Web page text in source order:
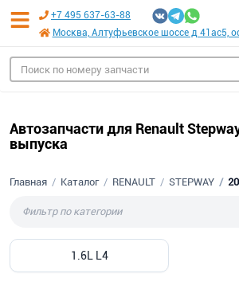
+7 495 637-63-88
Москва, Алтуфьевское шоссе д 41ас5,
Автозапчасти для Renault
выпуска
Главная Каталог RENAULT STEPWAY
1.6L L4